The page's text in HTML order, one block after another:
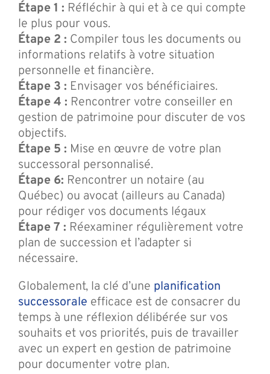
Étape 1 : Réfléchir à qui et à ce qui compte
le plus pour vous.
Étape 2 : Compiler tous les documents ou
informations relatifs à votre situation
personnelle et financière.
Étape 3 : Envisager vos bénéficiaires.
Étape 4 : Rencontrer votre conseiller en
gestion de patrimoine pour discuter de vos
objectifs.
Étape 5 : Mise en œuvre de votre plan
successoral personnalisé.
Étape 6: Rencontrer un notaire (au
Québec) ou avocat (ailleurs au Canada)
pour rédiger vos documents légaux
Étape 7 : Réexaminer régulièrement votre
plan de succession et l’adapter si
nécessaire.
Globalement, la clé d’une planification
successorale efficace est de consacrer du
temps à une réflexion délibérée sur vos
souhaits et vos priorités, puis de travailler
avec un expert en gestion de patrimoine
pour documenter votre plan.